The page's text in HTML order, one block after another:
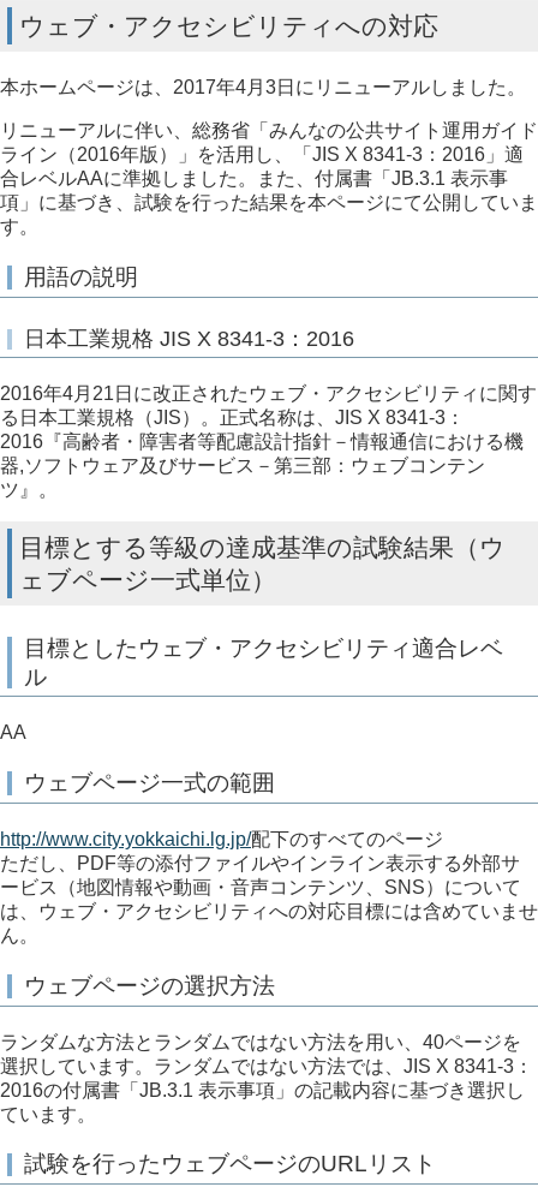
ウェブ・アクセシビリティへの対応
本ホームページは、2017年4月3日にリニューアルしました。
リニューアルに伴い、総務省「みんなの公共サイト運用ガイド
ライン（2016年版）」を活用し、「JIS X 8341-3：2016」適
合レベルAAに準拠しました。また、付属書「JB.3.1 表示事
項」に基づき、試験を行った結果を本ページにて公開していま
す。
用語の説明
日本工業規格 JIS X 8341-3：2016
2016年4月21日に改正されたウェブ・アクセシビリティに関す
る日本工業規格（JIS）。正式名称は、JIS X 8341-3：
2016『高齢者・障害者等配慮設計指針－情報通信における機
器,ソフトウェア及びサービス－第三部：ウェブコンテン
ツ』。
目標とする等級の達成基準の試験結果（ウ
ェブページ一式単位）
目標としたウェブ・アクセシビリティ適合レベ
ル
AA
ウェブページ一式の範囲
http://www.city.yokkaichi.lg.jp/配下のすべてのページ
ただし、PDF等の添付ファイルやインライン表示する外部サ
ービス（地図情報や動画・音声コンテンツ、SNS）について
は、ウェブ・アクセシビリティへの対応目標には含めていませ
ん。
ウェブページの選択方法
ランダムな方法とランダムではない方法を用い、40ページを
選択しています。ランダムではない方法では、JIS X 8341-3：
2016の付属書「JB.3.1 表示事項」の記載内容に基づき選択し
ています。
試験を行ったウェブページのURLリスト